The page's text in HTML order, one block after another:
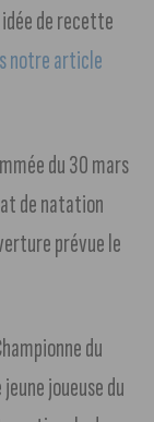
de recette
notre article
du 30 mars
de natation
prévue le
du
joueuse du